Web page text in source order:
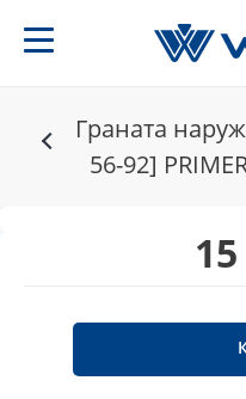
Граната
56-92]